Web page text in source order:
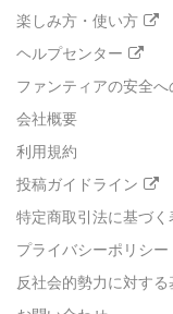
楽しみ方・使い方
ヘルプセンター
ファンティアの安全
会社概要
利用規約
投稿ガイドライン
特定商取引法に基づく
プライバシーポリシー
反社会的勢力に対する